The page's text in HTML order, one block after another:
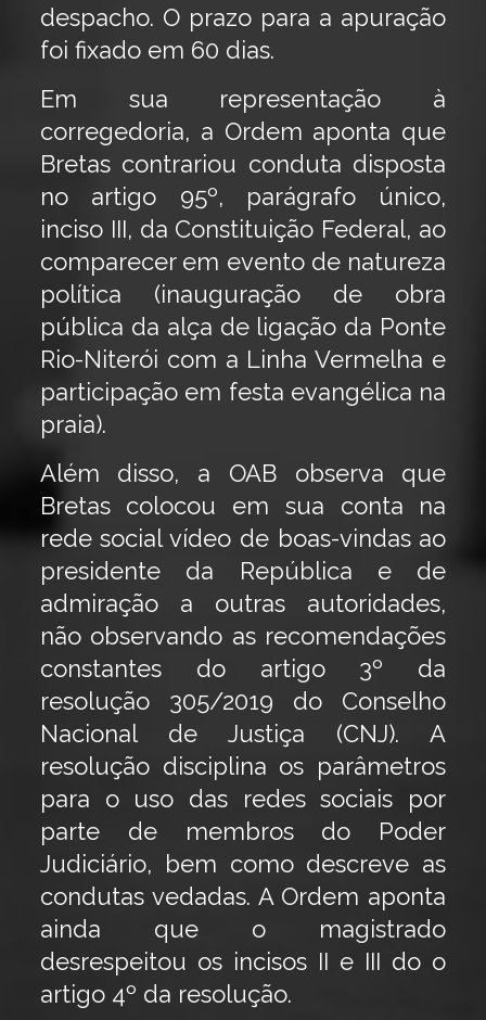
despacho. O prazo para a apuração
foi fixado em 60 dias.
Em sua representação à
corregedoria, a Ordem aponta que
Bretas contrariou conduta disposta
no artigo 95º, parágrafo único,
inciso III, da Constituição Federal, ao
comparecer em evento de natureza
política (inauguração de obra
pública da alça de ligação da Ponte
Rio-Niterói com a Linha Vermelha e
participação em festa evangélica na
praia).
Além disso, a OAB observa que
Bretas colocou em sua conta na
rede social vídeo de boas-vindas ao
presidente da República e de
admiração a outras autoridades,
não observando as recomendações
constantes do artigo 3º da
resolução 305/2019 do Conselho
Nacional de Justiça (CNJ). A
resolução disciplina os parâmetros
para o uso das redes sociais por
parte de membros do Poder
Judiciário, bem como descreve as
condutas vedadas. A Ordem aponta
ainda que o magistrado
desrespeitou os incisos II e III do o
artigo 4º da resolução.